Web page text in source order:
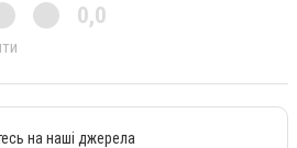
0,0
на наші джерела